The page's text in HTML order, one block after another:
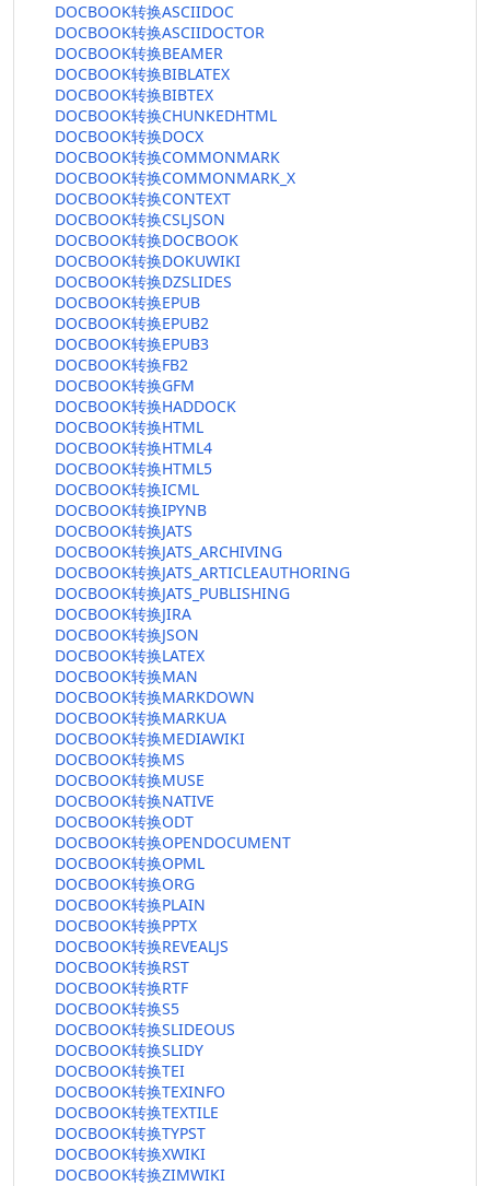
DOCBOOK转换ASCIIDOC
DOCBOOK转换ASCIIDOCTOR
DOCBOOK转换BEAMER
DOCBOOK转换BIBLATEX
DOCBOOK转换BIBTEX
DOCBOOK转换CHUNKEDHTML
DOCBOOK转换DOCX
DOCBOOK转换COMMONMARK
DOCBOOK转换COMMONMARK_X
DOCBOOK转换CONTEXT
DOCBOOK转换CSLJSON
DOCBOOK转换DOCBOOK
DOCBOOK转换DOKUWIKI
DOCBOOK转换DZSLIDES
DOCBOOK转换EPUB
DOCBOOK转换EPUB2
DOCBOOK转换EPUB3
DOCBOOK转换FB2
DOCBOOK转换GFM
DOCBOOK转换HADDOCK
DOCBOOK转换HTML
DOCBOOK转换HTML4
DOCBOOK转换HTML5
DOCBOOK转换ICML
DOCBOOK转换IPYNB
DOCBOOK转换JATS
DOCBOOK转换JATS_ARCHIVING
DOCBOOK转换JATS_ARTICLEAUTHORING
DOCBOOK转换JATS_PUBLISHING
DOCBOOK转换JIRA
DOCBOOK转换JSON
DOCBOOK转换LATEX
DOCBOOK转换MAN
DOCBOOK转换MARKDOWN
DOCBOOK转换MARKUA
DOCBOOK转换MEDIAWIKI
DOCBOOK转换MS
DOCBOOK转换MUSE
DOCBOOK转换NATIVE
DOCBOOK转换ODT
DOCBOOK转换OPENDOCUMENT
DOCBOOK转换OPML
DOCBOOK转换ORG
DOCBOOK转换PLAIN
DOCBOOK转换PPTX
DOCBOOK转换REVEALJS
DOCBOOK转换RST
DOCBOOK转换RTF
DOCBOOK转换S5
DOCBOOK转换SLIDEOUS
DOCBOOK转换SLIDY
DOCBOOK转换TEI
DOCBOOK转换TEXINFO
DOCBOOK转换TEXTILE
DOCBOOK转换TYPST
DOCBOOK转换XWIKI
DOCBOOK转换ZIMWIKI